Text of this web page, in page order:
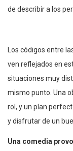
de describir a los
Los códigos entre
ven reflejados en
situaciones muy
mismo punto. Una
rol, y un plan
y disfrutar de un
Una comedia